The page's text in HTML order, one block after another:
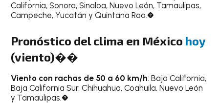
California, Sonora, Sinaloa, Nuevo León, Tamaulipas,
Campeche, Yucatán y Quintana Roo.�
Pronóstico del clima en México hoy
(viento)��
Viento con rachas de 50 a 60 km/h: Baja California,
Baja California Sur, Chihuahua, Coahuila, Nuevo León
y Tamaulipas.�